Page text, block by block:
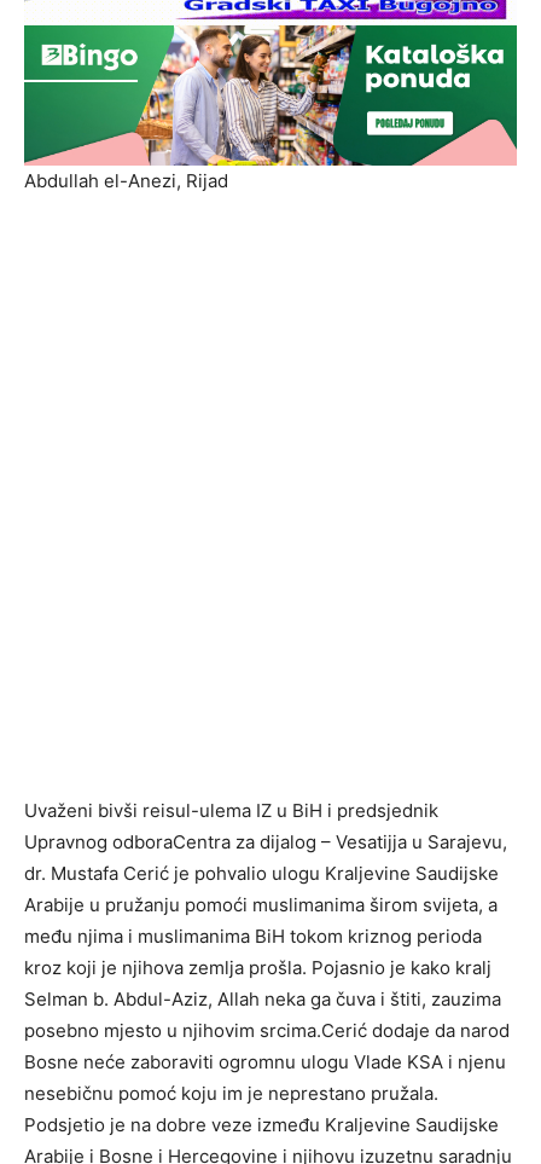
Abdullah el-Anezi, Rijad
Uvaženi bivši reisul-ulema IZ u BiH i predsjednik
Upravnog odboraCentra za dijalog – Vesatijja u Sarajevu,
dr. Mustafa Cerić je pohvalio ulogu Kraljevine Saudijske
Arabije u pružanju pomoći muslimanima širom svijeta, a
među njima i muslimanima BiH tokom kriznog perioda
kroz koji je njihova zemlja prošla. Pojasnio je kako kralj
Selman b. Abdul-Aziz, Allah neka ga čuva i štiti, zauzima
posebno mjesto u njihovim srcima.Cerić dodaje da narod
Bosne neće zaboraviti ogromnu ulogu Vlade KSA i njenu
nesebičnu pomoć koju im je neprestano pružala.
Podsjetio je na dobre veze između Kraljevine Saudijske
Arabije i Bosne i Hercegovine i njihovu izuzetnu saradnju